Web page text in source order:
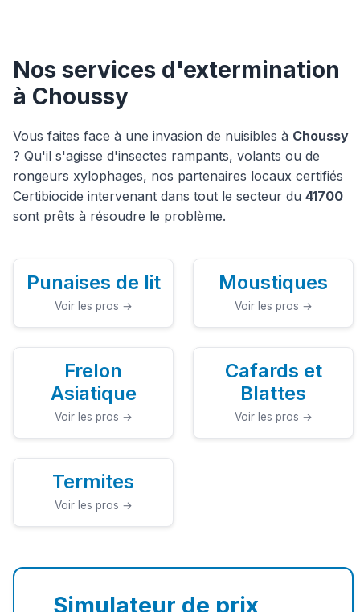
Nos services d'extermination
à Choussy
Vous faites face à une invasion de nuisibles à Choussy
? Qu'il s'agisse d'insectes rampants, volants ou de
rongeurs xylophages, nos partenaires locaux certifiés
Certibiocide intervenant dans tout le secteur du 41700
sont prêts à résoudre le problème.
Punaises de lit
Voir les pros →
Moustiques
Voir les pros →
Frelon
Asiatique
Voir les pros →
Cafards et
Blattes
Voir les pros →
Termites
Voir les pros →
Simulateur de prix